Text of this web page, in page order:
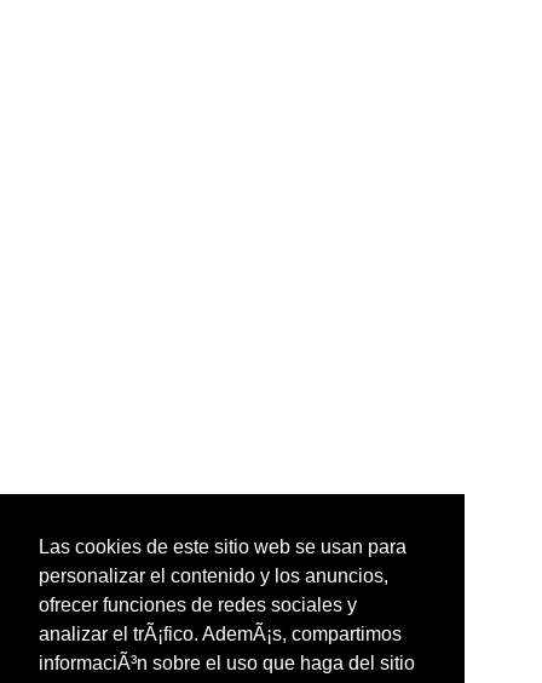
Las cookies de este sitio web se usan para
personalizar el contenido y los anuncios,
ofrecer funciones de redes sociales y
analizar el trÃ¡fico. AdemÃ¡s, compartimos
informaciÃ³n sobre el uso que haga del sitio